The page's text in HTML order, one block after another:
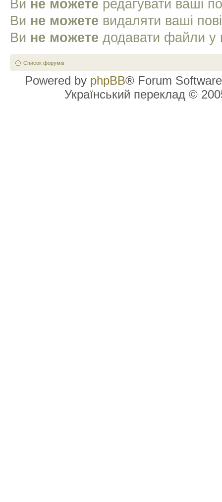
Ви не можете редагувати ваші
Ви не можете видаляти ваші
Ви не можете додавати файли у
Список форумів
Powered by phpBB® Forum
Український переклад ©